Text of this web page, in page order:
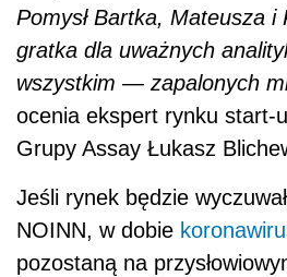
Pomysł Bartka, Mateusza
gratka dla uważnych
wszystkim — zapalonych
ocenia ekspert rynku start-
Grupy Assay Łukasz
Jeśli rynek będzie
NOINN, w dobie
pozostaną na